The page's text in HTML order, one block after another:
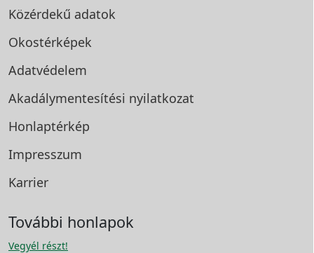
Közérdekű adatok
Okostérképek
Adatvédelem
Akadálymentesítési nyilatkozat
Honlaptérkép
Impresszum
Karrier
További honlapok
Vegyél részt!